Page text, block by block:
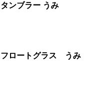
ノラネコぐんだん タンブラー うみ
ノラネコぐんだん フロートグラス うみ